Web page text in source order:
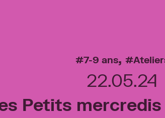
7-9 ans,
22.05.24
Petits mercredis